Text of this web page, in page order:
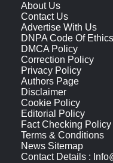
About Us
Contact Us
Advertise With Us
DNPA Code Of Ethics
DMCA Policy
Correction Policy
Privacy Policy
Authors Page
Disclaimer
Cookie Policy
Editorial Policy
Fact Checking Policy
Terms & Conditions
News Sitemap
Contact Details :